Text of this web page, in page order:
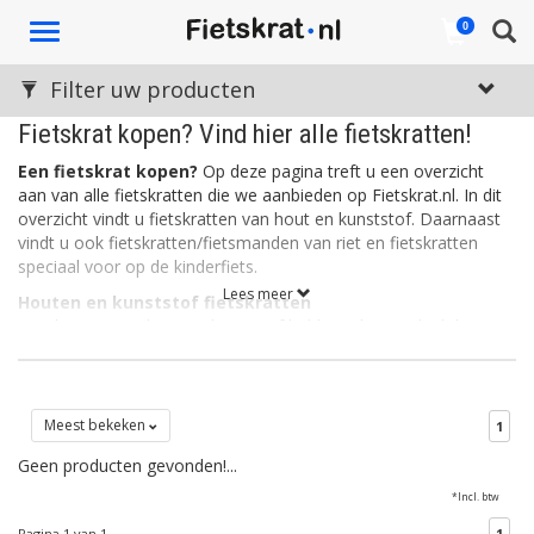
Toggle
0
Fietskrat kopen? Vind hier alle fietskratten!
Een fietskrat kopen? Op deze pagina treft u een overzicht
aan van alle fietskratten die we aanbieden op Fietskrat.nl. In dit
overzicht vindt u fietskratten van hout en kunststof. Daarnaast
vindt u ook fietskratten/fietsmanden van riet en fietskratten
speciaal voor op de kinderfiets.
Houten en kunststof fietskratten
fietskratten daarentegen, ogen rustig en stoer. Het hout is vaak
bewerkt zodat de kratten bestemd zijn tegen allerlei
weersinvloeden.
Een rieten fietskrat is eigenlijk een fietsmand in de vorm van een
Lees meer
Filter uw producten
Meest bekeken 1
Geen producten gevonden!...
*Incl. btw